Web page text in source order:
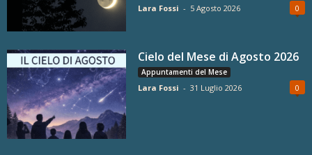
Lara Fossi - 5 Agosto 2026 0
Cielo del Mese di Agosto 2026
Appuntamenti del Mese
Lara Fossi - 31 Luglio 2026 0